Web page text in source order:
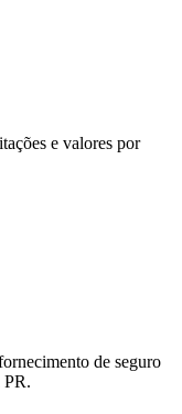
e valores por
de seguro
PR.